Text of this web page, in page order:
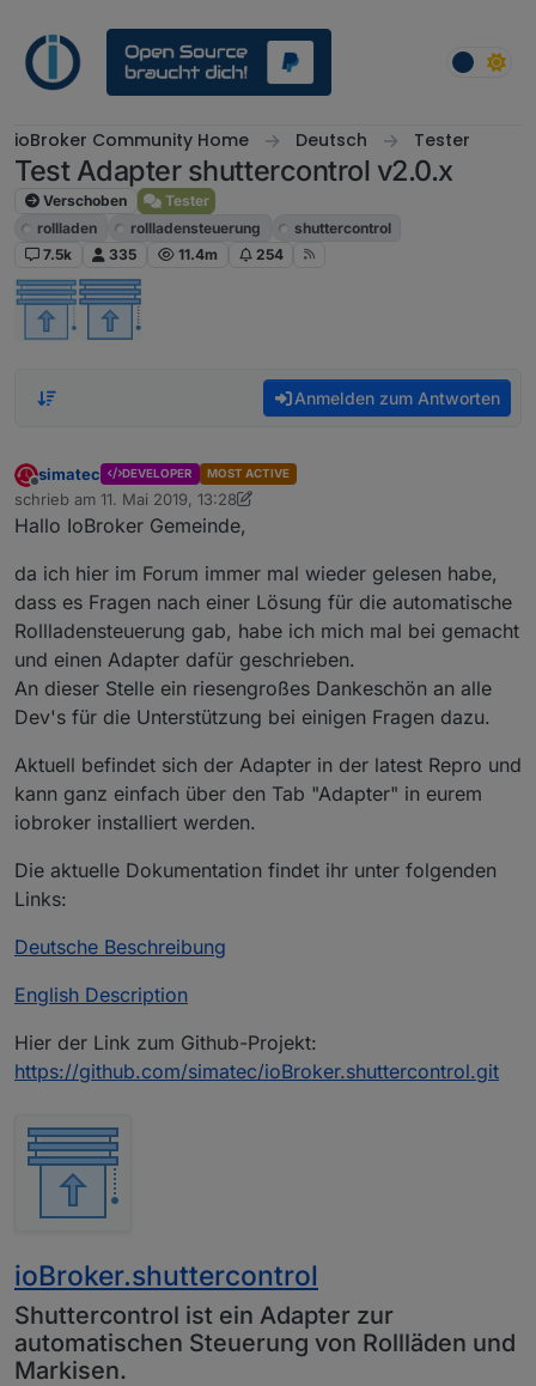
ioBroker Community Home Deutsch Tester
Test Adapter shuttercontrol v2.0.x
Verschoben
Tester
rollladen
rollladensteuerung
shuttercontrol
7.5k
335 11.4m 254
Anmelden zum Antworten
Offline
simatec DEVELOPER MOST ACTIVE
schrieb am 11. Mai 2019, 13:28
zuletzt editiert von simatec
Hallo IoBroker Gemeinde,
da ich hier im Forum immer mal wieder gelesen habe,
dass es Fragen nach einer Lösung für die automatische
Rollladensteuerung gab, habe ich mich mal bei gemacht
und einen Adapter dafür geschrieben.
An dieser Stelle ein riesengroßes Dankeschön an alle
Dev's für die Unterstützung bei einigen Fragen dazu.
Aktuell befindet sich der Adapter in der latest Repro und
kann ganz einfach über den Tab "Adapter" in eurem
iobroker installiert werden.
Die aktuelle Dokumentation findet ihr unter folgenden
Links:
Deutsche Beschreibung
English Description
Hier der Link zum Github-Projekt:
https://github.com/simatec/ioBroker.shuttercontrol.git
ioBroker.shuttercontrol
Shuttercontrol ist ein Adapter zur
automatischen Steuerung von Rollläden und
Markisen.